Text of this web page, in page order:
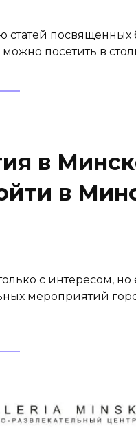
статей посвященных
посетить в
в
в
с интересом,
мероприятий